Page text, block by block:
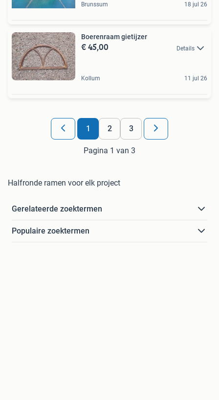
Brunssum 18 jul 26
Boerenraam gietijzer
€ 45,00 Details
Kollum 11 jul 26
1 2 3
Pagina 1 van 3
Halfronde ramen voor elk project
Gerelateerde zoektermen
Populaire zoektermen